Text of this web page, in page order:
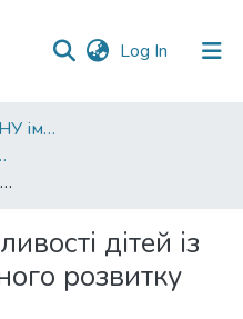
Log In (current)
Наукові видання ОНУ імені І. І. Мечникова
робота
Психологічні особливості дітей із затримкою психічного розвитку
дітей із
розвитку